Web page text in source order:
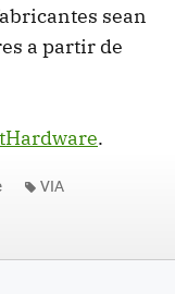
sean
a partir de
.
VIA